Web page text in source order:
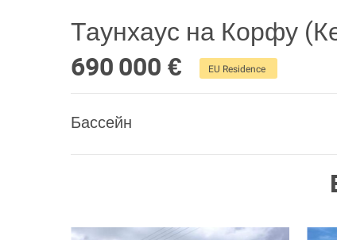
Таунхаус на Корфу
690 000 €
EU Residence
Бассейн